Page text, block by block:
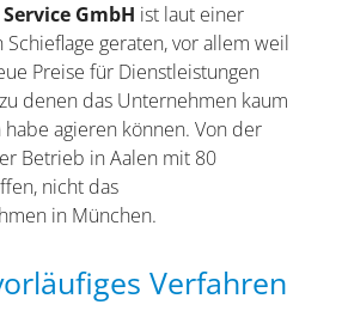
GmbH ist laut einer
geraten, vor allem weil
Preise für Dienstleistungen
denen das Unternehmen kaum
agieren können. Von der
Betrieb in Aalen mit 80
nicht das
in München.
Verfahren